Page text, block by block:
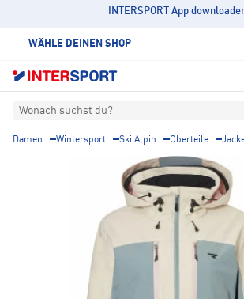
INTERSPORT App
WÄHLE DEINEN SHOP
Wonach suchst du?
Damen Wintersport Ski Alpin Oberteile